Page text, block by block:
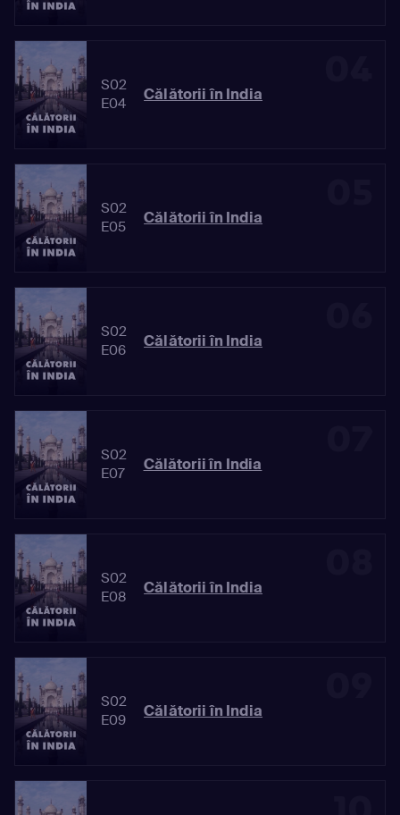
S02
E04
Călătorii în India
S02
E05
Călătorii în India
S02
E06
Călătorii în India
S02
E07
Călătorii în India
S02
E08
Călătorii în India
S02
E09
Călătorii în India